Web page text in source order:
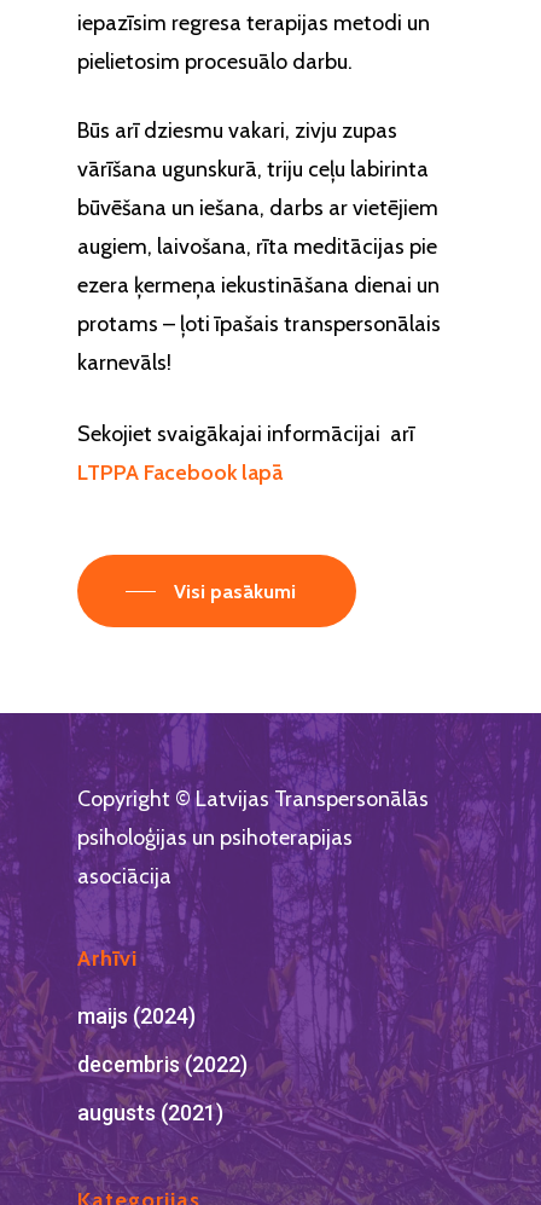
iepazīsim regresa terapijas metodi un
pielietosim procesuālo darbu.
Būs arī dziesmu vakari, zivju zupas
vārīšana ugunskurā, triju ceļu labirinta
būvēšana un iešana, darbs ar vietējiem
augiem, laivošana, rīta meditācijas pie
ezera ķermeņa iekustināšana dienai un
protams – ļoti īpašais transpersonālais
karnevāls!
Sekojiet svaigākajai informācijai arī
LTPPA Facebook lapā
Visi pasākumi
Copyright © Latvijas Transpersonālās
psiholoģijas un psihoterapijas
asociācija
Arhīvi
maijs (2024)
decembris (2022)
augusts (2021)